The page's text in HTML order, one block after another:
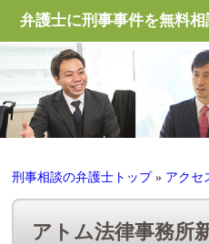
弁護士に刑事事件を無料相
刑事相談の弁護士トップ» アクセ
アトム法律事務所